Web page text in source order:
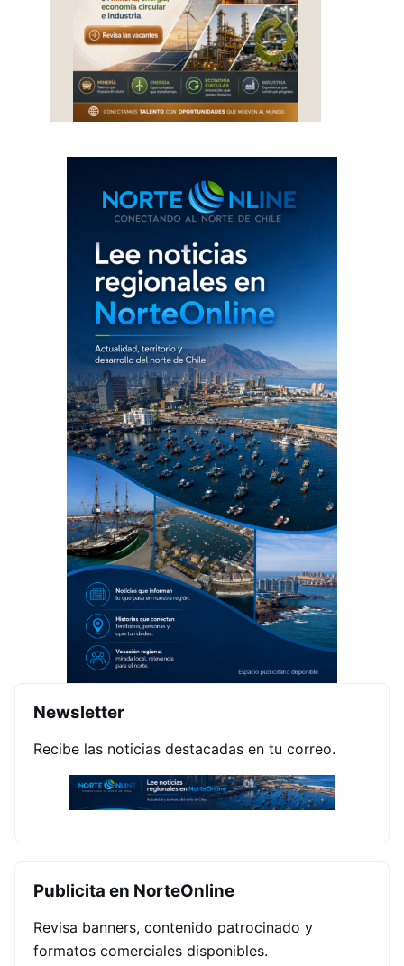
Newsletter
Recibe las noticias destacadas en tu correo.
Publicita en NorteOnline
Revisa banners, contenido patrocinado y
formatos comerciales disponibles.